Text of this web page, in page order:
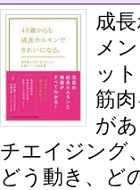
成
メ
ッ
筋
が
チエイジング
どう動き、ど